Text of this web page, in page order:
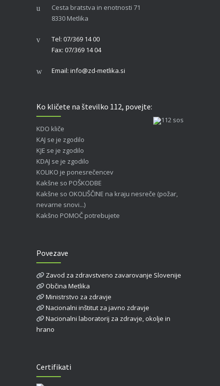
Cesta bratstva in enotnosti 71
8330 Metlika
Tel: 07/369 14 00
Fax: 07/369 14 04
Email: info@zd-metlika.si
Ko kličete na številko 112, povejte:
KDO kliče
KAJ se je zgodilo
KJE se je zgodilo
KDAJ se je zgodilo
KOLIKO je ponesrečencev
Kakšne so POŠKODBE
Kakšne so OKOLIŠČINE na kraju nesreče (požar,
nevarne snovi...)
Kakšno POMOČ potrebujete
Povezave
Zavod za zdravstveno zavarovanje Slovenije
Občina Metlika
Ministrstvo za zdravje
Nacionalni inštitut za javno zdravje
Nacionalni laboratorij za zdravje, okolje in
hrano
Certifikati